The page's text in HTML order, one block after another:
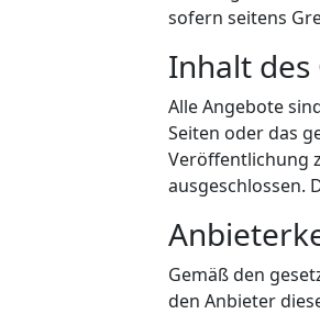
sofern seitens
Inhalt
Alle Angebote
Seiten oder das
Veröffentlichung
ausgeschlossen.
Gemäß den
den Anbieter